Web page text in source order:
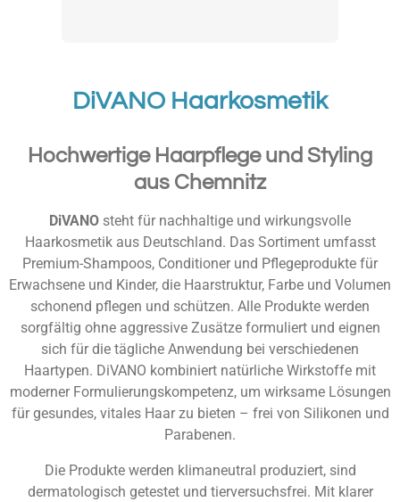
DiVANO Haarkosmetik
Hochwertige Haarpflege und Styling
aus Chemnitz
DiVANO steht für nachhaltige und wirkungsvolle
Haarkosmetik aus Deutschland. Das Sortiment umfasst
Premium-Shampoos, Conditioner und Pflegeprodukte für
Erwach­sene und Kinder, die Haarstruktur, Farbe und Volumen
schonend pflegen und schützen. Alle Produkte werden
sorgfältig ohne aggressive Zusätze formuliert und eignen
sich für die tägliche Anwendung bei verschiedenen
Haartypen. DiVANO kombiniert natürliche Wirkstoffe mit
moderner Formulierungskompetenz, um wirksame Lösungen
für gesundes, vitales Haar zu bieten – frei von Silikonen und
Parabenen.
Die Produkte werden klimaneutral produziert, sind
dermatologisch getestet und tierversuchsfrei. Mit klarer